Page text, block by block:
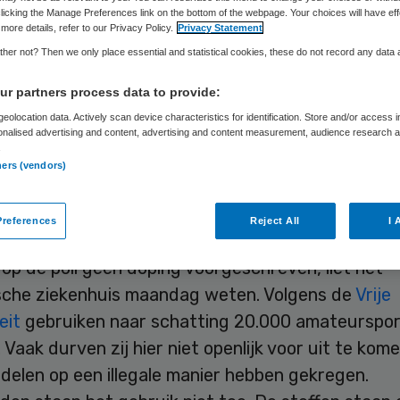
Skipr Redactie 18 januari 2010 ,15:45 150 keer gelezen
centrum in Amsterdam start in februari met
voor gebruikers van anabole steroïden.
hoopt met de poli beter inzicht te krijgen over
aard van de gezondheidsrisico’s.
de poli geen doping voorgeschreven, liet het
ziekenhuis maandag weten. Volgens de Vrije
gebruiken naar schatting 20.000
Vaak durven zij hier niet openlijk voor uit te
op een illegale manier hebben gekregen.
the Manage Preferences link on the bottom of the webpage. Your choices will have
details, refer to our Privacy Policy. Privacy Statement
not? Then we only place essential and statistical cookies, these do not record any data
partners process data to provide:
data. Actively scan device characteristics for identification. Store and/or access
advertising and content, advertising and content measurement, audience research
(vendors)
Reject All I